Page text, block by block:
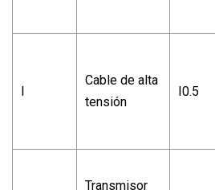
l
Cable de alta
tensión
I0.5
Transmisor